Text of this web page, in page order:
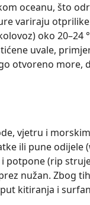
oceanu, što
variraju
oko 20–24
uvale,
otvoreno more,
vjetru i
ili pune odijele
potpone (rip
nužan. Zbog
kitiranja i